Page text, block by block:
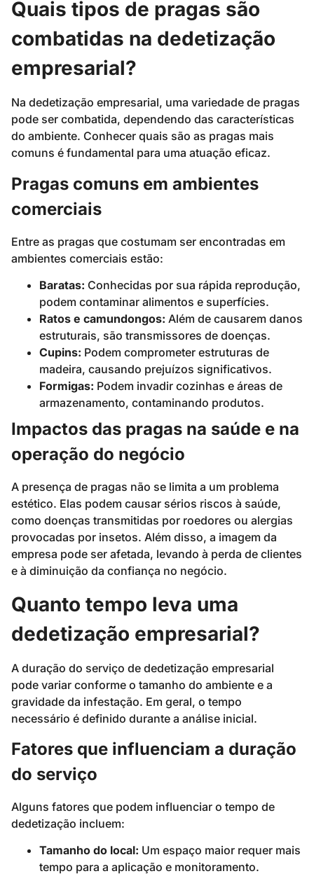
Quais tipos de pragas são
combatidas na dedetização
empresarial?
Na dedetização empresarial, uma variedade de pragas
pode ser combatida, dependendo das características
do ambiente. Conhecer quais são as pragas mais
comuns é fundamental para uma atuação eficaz.
Pragas comuns em ambientes
comerciais
Entre as pragas que costumam ser encontradas em
ambientes comerciais estão:
Baratas: Conhecidas por sua rápida reprodução,
podem contaminar alimentos e superfícies.
Ratos e camundongos: Além de causarem danos
estruturais, são transmissores de doenças.
Cupins: Podem comprometer estruturas de
madeira, causando prejuízos significativos.
Formigas: Podem invadir cozinhas e áreas de
armazenamento, contaminando produtos.
Impactos das pragas na saúde e na
operação do negócio
A presença de pragas não se limita a um problema
estético. Elas podem causar sérios riscos à saúde,
como doenças transmitidas por roedores ou alergias
provocadas por insetos. Além disso, a imagem da
empresa pode ser afetada, levando à perda de clientes
e à diminuição da confiança no negócio.
Quanto tempo leva uma
dedetização empresarial?
A duração do serviço de dedetização empresarial
pode variar conforme o tamanho do ambiente e a
gravidade da infestação. Em geral, o tempo
necessário é definido durante a análise inicial.
Fatores que influenciam a duração
do serviço
Alguns fatores que podem influenciar o tempo de
dedetização incluem:
Tamanho do local: Um espaço maior requer mais
tempo para a aplicação e monitoramento.